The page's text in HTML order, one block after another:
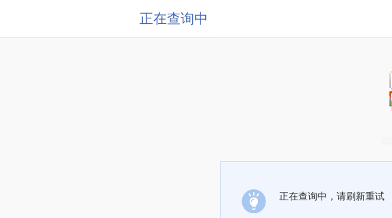
正在查询中
正在查询中，请刷新重试